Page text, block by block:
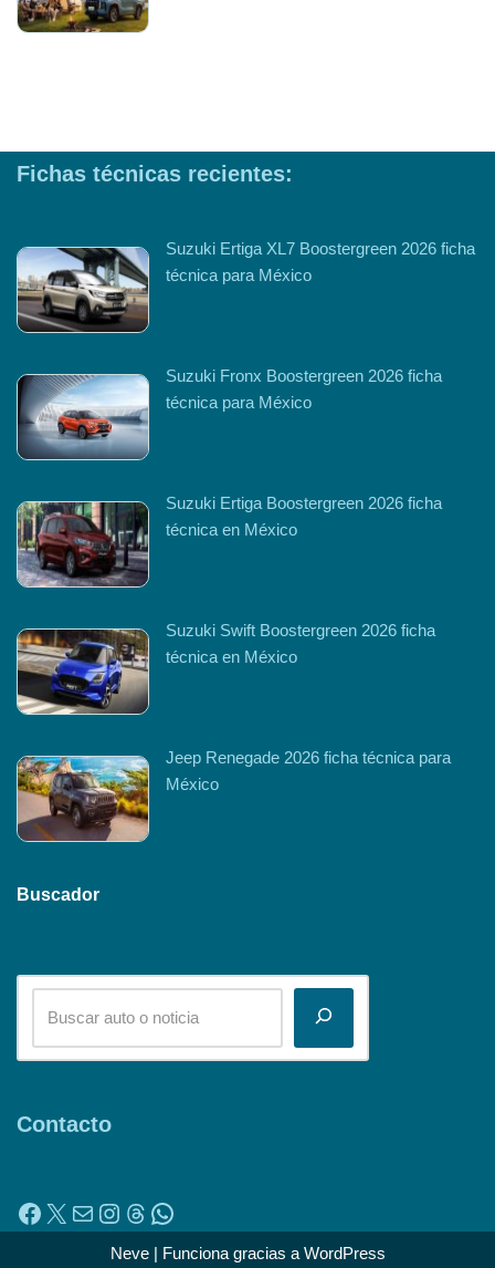
Fichas técnicas recientes:
Suzuki Ertiga XL7 Boostergreen 2026 ficha
técnica para México
Suzuki Fronx Boostergreen 2026 ficha
técnica para México
Suzuki Ertiga Boostergreen 2026 ficha
técnica en México
Suzuki Swift Boostergreen 2026 ficha
técnica en México
Jeep Renegade 2026 ficha técnica para
México
Buscador
Contacto
Neve| Funciona gracias a WordPress